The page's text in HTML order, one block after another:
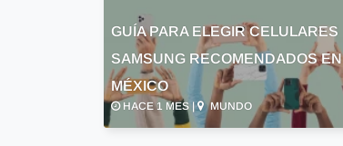
GUÍA PARA ELEGIR CELULARES
SAMSUNG RECOMENDADOS EN
MÉXICO
HACE 1 MES | MUNDO